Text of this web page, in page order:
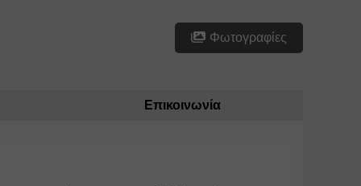
Φωτογραφίες
Επικοινωνία